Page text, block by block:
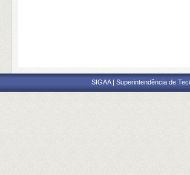
SIGAA | Superintendência de